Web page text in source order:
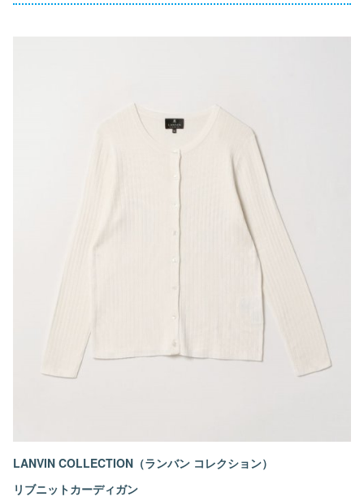
LANVIN COLLECTION（ランバン コレクション）
リブニットカーディガン